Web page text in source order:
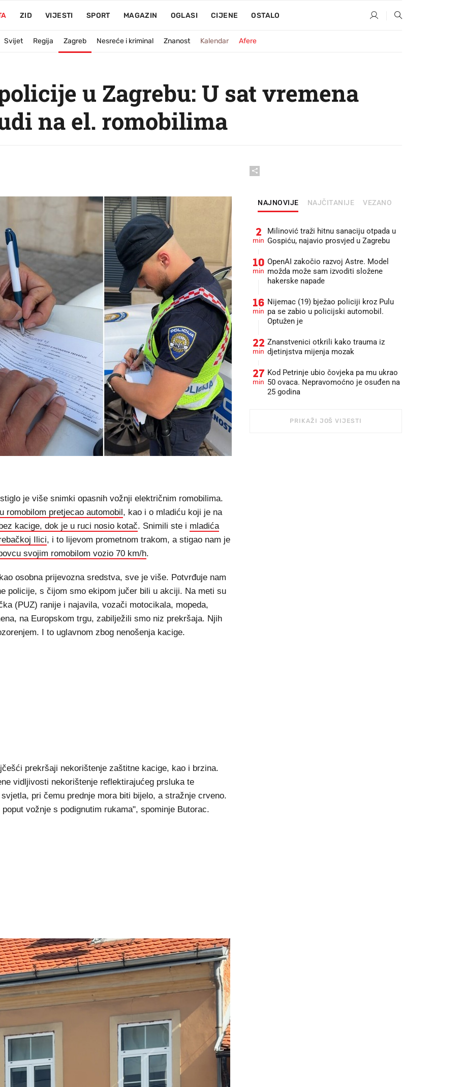
ZID VIJESTI SPORT MAGAZIN OGLASI CIJENE OSTALO
Svijet Regija Zagreb Nesreće i kriminal Znanost Kalendar Afere
u Zagrebu: U sat vremena
na el. romobilima
je više snimki opasnih vožnji električnim romobilima.
romobilom pretjecao automobil, kao i o mladiću koji je na
kacige, dok je u ruci nosio kotač. Snimili ste i mladića
Ilici, i to lijevom prometnom trakom, a stigao nam je
svojim romobilom vozio 70 km/h.
osobna prijevozna sredstva, sve je više. Potvrđuje nam
policije, s čijom smo ekipom jučer bili u akciji. Na meti su
(PUZ) ranije i najavila, vozači motocikala, mopeda,
na Europskom trgu, zabilježili smo niz prekršaja. Njih
I to uglavnom zbog nenošenja kacige.
prekršaji nekorištenje zaštitne kacige, kao i brzina.
vidljivosti nekorištenje reflektirajućeg prsluka te
pri čemu prednje mora biti bijelo, a stražnje crveno.
vožnje s podignutim rukama", spominje Butorac.
NAJNOVIJE NAJČITANIJE VEZANO
2
min
Milinović traži hitnu sanaciju otpada u
Gospiću, najavio prosvjed u Zagrebu
10
min
OpenAI zakočio razvoj Astre. Model
možda može sam izvoditi složene
hakerske napade
16
min
Nijemac (19) bježao policiji kroz Pulu
pa se zabio u policijski automobil.
Optužen je
22
min
Znanstvenici otkrili kako trauma iz
djetinjstva mijenja mozak
27
min
Kod Petrinje ubio čovjeka pa mu ukrao
50 ovaca. Nepravomoćno je osuđen na
25 godina
PRIKAŽI JOŠ VIJESTI